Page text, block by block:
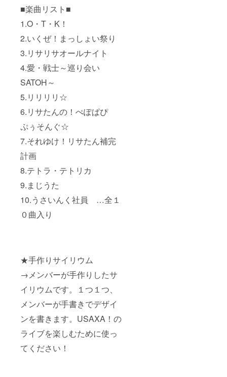
■楽曲リスト■
1.O・T・K！
2.いくぜ！まっしょい祭り
3.リサリサオールナイト
4.愛・戦士～巡り会い
SATOH～
5.リリリリ☆
6.リサたんの！ぺぽぱぴ
ぷぅそんぐ☆
7.それゆけ！リサたん補完
計画
8.テトラ・テトリカ
9.まじうた
10.うさいんく社員 …全１
０曲入り
★手作りサイリウム
→メンバーが手作りしたサ
イリウムです。１つ１つ、
メンバーが手書きでデザイ
ンを書きます。USAXA！の
ライブを楽しむために使っ
てください！